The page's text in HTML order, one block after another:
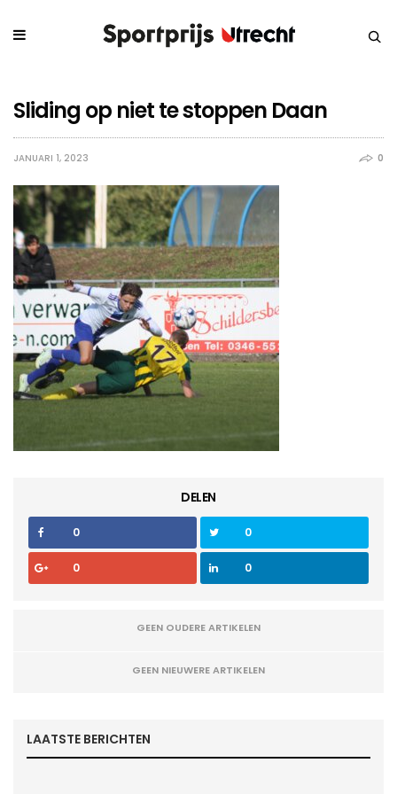
Sliding op niet te stoppen Daan
JANUARI 1, 2023 0
DELEN
0 0
0 0
GEEN OUDERE ARTIKELEN
GEEN NIEUWERE ARTIKELEN
LAATSTE BERICHTEN